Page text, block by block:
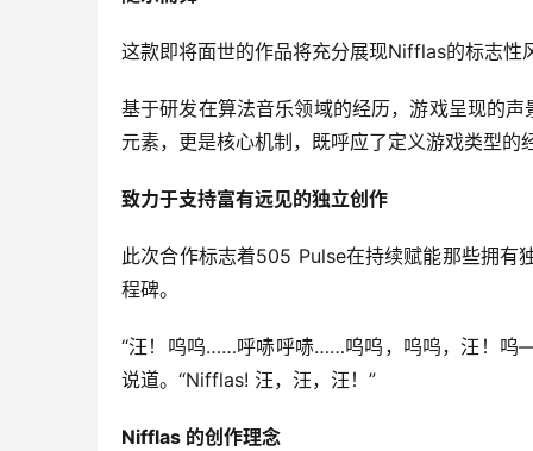
这款即将面世的作品将充分展现Nifflas的标志性
基于研发在算法音乐领域的经历，游戏呈现的
元素，更是核心机制，既呼应了定义游戏类型
致力于支持富有远见的独立创作
此次合作标志着505 Pulse在持续赋能那些拥有
程碑。
“汪！呜呜……呼哧呼哧……呜呜，呜呜，汪！呜
说道。“Nifflas! 汪，汪，汪！”
Nifflas 的创作理念